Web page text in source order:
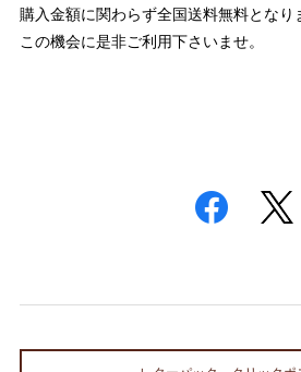
購入金額に関わらず全国送料無料となり
この機会に是非ご利用下さいませ。